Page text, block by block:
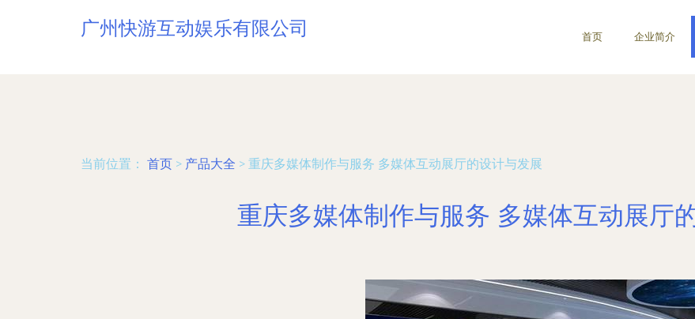
广州快游互动娱乐有限公司 首页 企业简介
当前位置： 首页 > 产品大全 > 重庆多媒体制作与服务 多媒体互动展厅的设计与发展
重庆多媒体制作与服务 多媒体互动展厅